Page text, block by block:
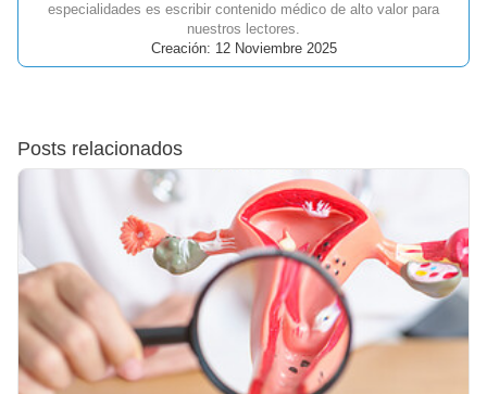
especialidades es escribir contenido médico de alto valor para
nuestros lectores.
Creación: 12 Noviembre 2025
Posts relacionados